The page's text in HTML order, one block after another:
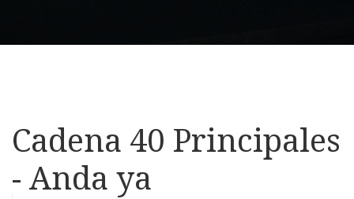
Cadena 40 Principales
- Anda ya